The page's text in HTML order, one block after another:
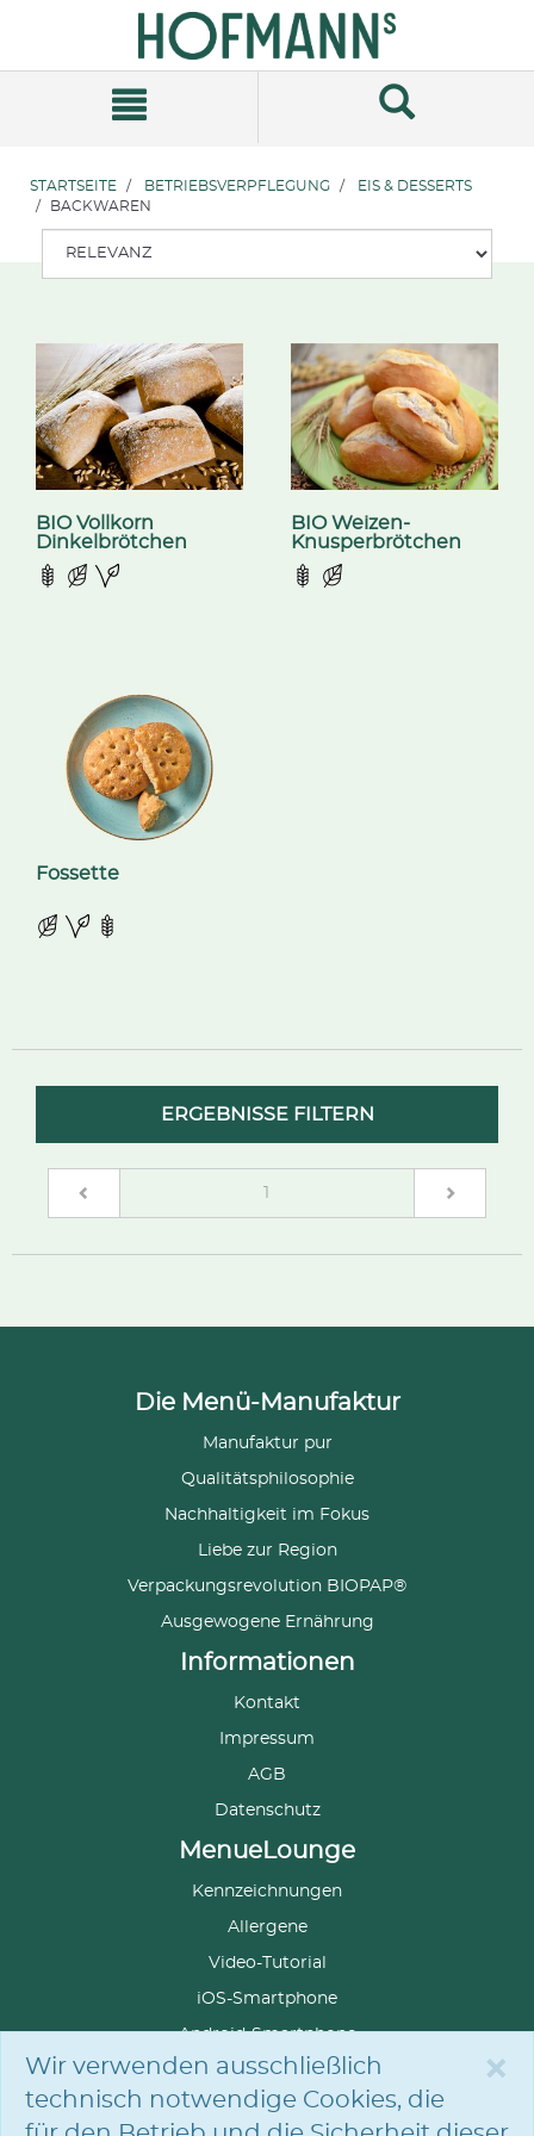
Navigationsmenü
×
Wir verwenden ausschließlich
technisch notwendige Cookies, die
STARTSEITE BETRIEBSVERPFLEGUNG
EIS & DESSERTS
BACKWAREN
BIO Vollkorn
Dinkelbrötchen
BIO Weizen-
Knusperbrötchen
Fossette
ERGEBNISSE FILTERN
Die Menü-Manufaktur
Manufaktur pur
Qualitätsphilosophie
Nachhaltigkeit im Fokus
Liebe zur Region
Verpackungsrevolution BIOPAP®
Ausgewogene Ernährung
Informationen
Kontakt
Impressum
AGB
Datenschutz
MenueLounge
Kennzeichnungen
Allergene
Video-Tutorial
iOS-Smartphone
Android-Smartphone